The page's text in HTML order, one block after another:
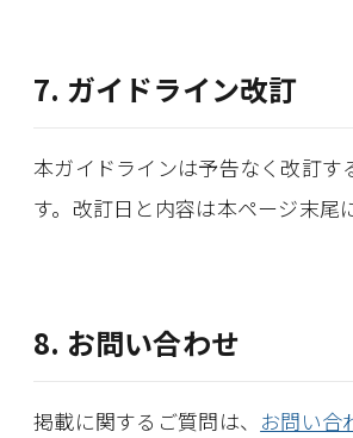
7. ガイドライン改訂
本ガイドラインは予告なく改訂す
す。改訂日と内容は本ページ末尾
8. お問い合わせ
掲載に関するご質問は、 お問い合